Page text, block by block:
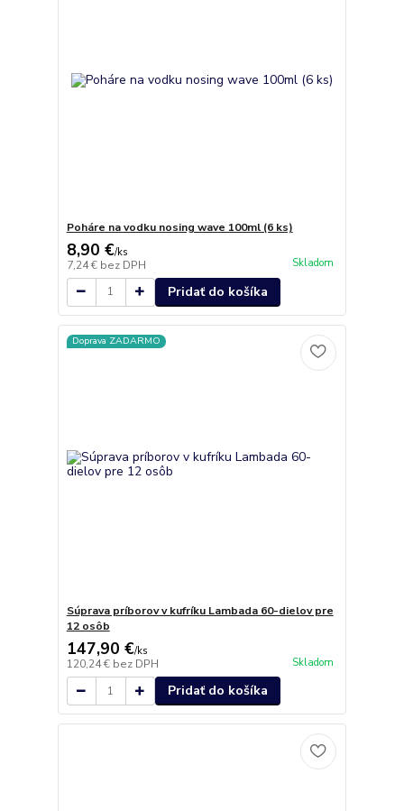
Poháre na vodku nosing wave 100ml (6 ks)
8,90 €/ks
7,24 € bez DPH Skladom
Pridať do košíka
Doprava ZADARMO
Súprava príborov v kufríku Lambada 60-dielov pre
12 osôb
147,90 €/ks
120,24 € bez DPH Skladom
Pridať do košíka